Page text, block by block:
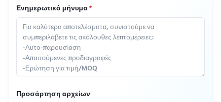
Ενημερωτικό μήνυμα*
Προσάρτηση αρχείων